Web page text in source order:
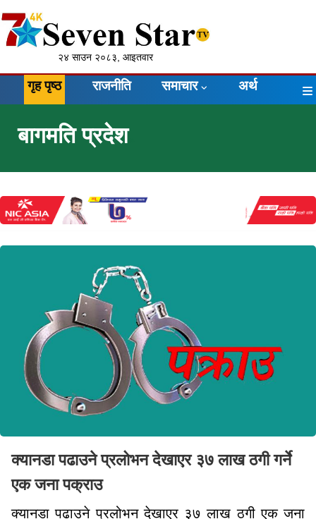
२४ साउन २०८३, आइतवार
गृह पृष्ठ राजनीति समाचार अर्थ
बागमति प्रदेश
क्यानडा पढाउने प्रलोभन देखाएर ३७ लाख ठगी गर्ने
एक जना पक्राउ
क्यानडा पढाउने प्रलोभन देखाएर ३७ लाख ठगी एक जना